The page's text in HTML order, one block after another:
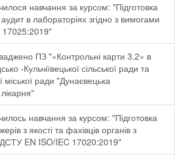
навчання за курсом: "Підготовка
в лабораторіях згідно з вимогами
ПЗ "«Контрольні карти 3.2» в
-Кульчіївецької сільської ради та
ради "Дунаєвецька
навчання за курсом: "Підготовка
з якості та фахівців органів з
ДСТУ EN ISO/IEC 17020:2019"